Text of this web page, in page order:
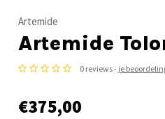
Artemide
Artemide
0 reviews - je
€375,00